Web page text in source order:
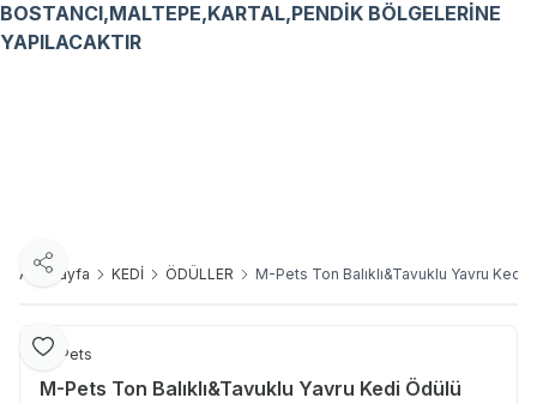
BOSTANCI,MALTEPE,KARTAL,PENDİK BÖLGELERİNE
YAPILACAKTIR
Ana Sayfa KEDİ ÖDÜLLER M-Pets Ton Balıklı&Tavuklu Yavru Kedi
Favoriye Ekle
Paylaş
M-Pets
M-Pets Ton Balıklı&Tavuklu Yavru Kedi Ödülü